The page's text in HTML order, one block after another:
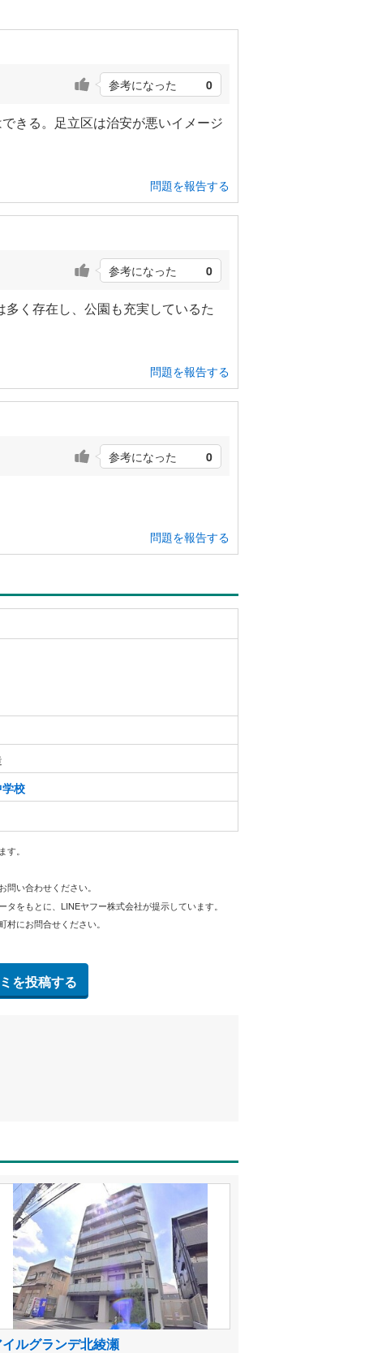
参考になった 0
きる。足立区は治安が悪いイメージ
問題を報告する
参考になった 0
く存在し、公園も充実しているた
問題を報告する
参考になった 0
問題を報告する
校
。
い合わせください。
タをもとに、LINEヤフー株式会社が提示しています。
にお問合せください。
を投稿する
ルグランデ北綾瀬